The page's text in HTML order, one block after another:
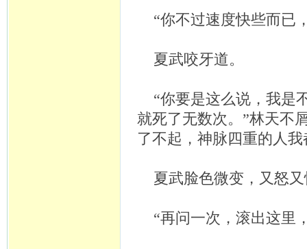
“你不过速度快些而已
夏武咬牙道。
“你要是这么说，我是
就死了无数次。”林天不
了不起，神脉四重的人
夏武脸色微变，又怒
“再问一次，滚出这里